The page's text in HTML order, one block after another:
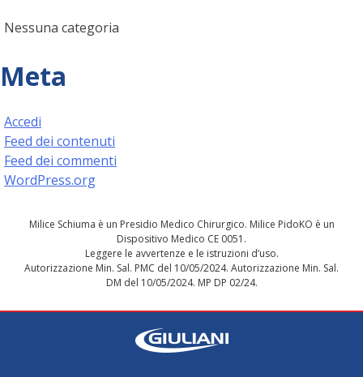
Nessuna categoria
Meta
Accedi
Feed dei contenuti
Feed dei commenti
WordPress.org
Milice Schiuma è un Presidio Medico Chirurgico. Milice PidoKO è un
Dispositivo Medico CE 0051.
Leggere le avvertenze e le istruzioni d’uso.
Autorizzazione Min. Sal. PMC del 10/05/2024. Autorizzazione Min. Sal.
DM del 10/05/2024. MP DP 02/24.